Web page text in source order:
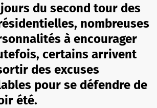
du second tour des
nombreuses
à encourager
certains arrivent
des excuses
pour se défendre de
été.